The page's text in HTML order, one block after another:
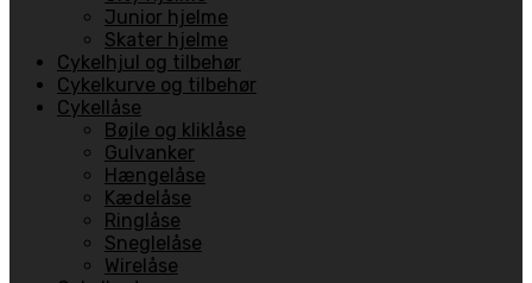
Junior hjelme
Skater hjelme
Cykelhjul og tilbehør
Cykelkurve og tilbehør
Cykellåse
Bøjle og kliklåse
Gulvanker
Hængelåse
Kædelåse
Ringlåse
Sneglelåse
Wirelåse